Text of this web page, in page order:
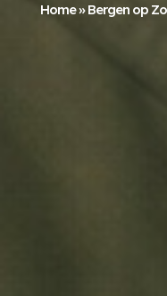
Home»Bergen op